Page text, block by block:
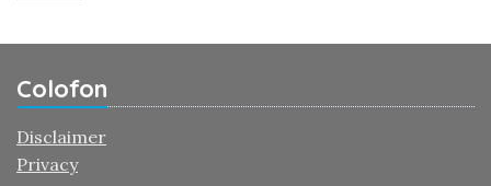
Colofon
Disclaimer
Privacy